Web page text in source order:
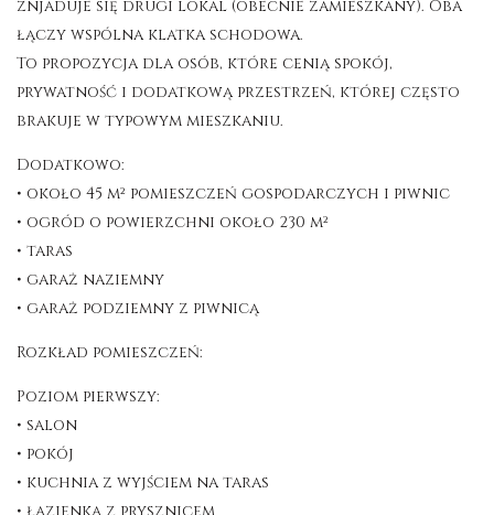
znjaduje się drugi lokal (obecnie zamieszkany). Oba
łączy wspólna klatka schodowa.
To propozycja dla osób, które cenią spokój,
prywatność i dodatkową przestrzeń, której często
brakuje w typowym mieszkaniu.
Dodatkowo:
• około 45 m² pomieszczeń gospodarczych i piwnic
• ogród o powierzchni około 230 m²
• taras
• garaż naziemny
• garaż podziemny z piwnicą
Rozkład pomieszczeń:
Poziom pierwszy:
• salon
• pokój
• kuchnia z wyjściem na taras